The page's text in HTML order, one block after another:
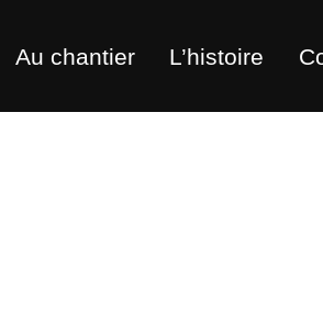
Au chantier L’histoire